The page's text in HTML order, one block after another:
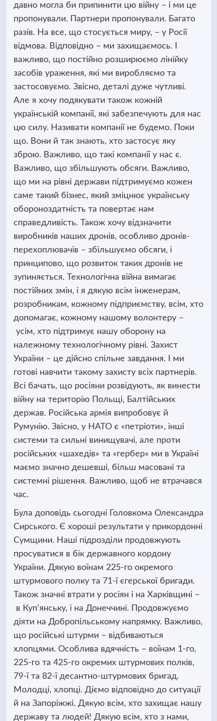
давно могла би припинити цю війну – і ми це
пропонували. Партнери пропонували. Багато
разів. На все, що стосується миру, – у Росії
відмова. Відповідно – ми захищаємось. І
важливо, що постійно розширюємо лінійку
засобів ураження, які ми виробляємо та
застосовуємо. Звісно, деталі дуже чутливі.
Але я хочу подякувати також кожній
українській компанії, які забезпечують для нас
цю силу. Називати компанії не будемо. Поки
що. Вони й так знають, хто застосує яку
зброю. Важливо, що такі компанії у нас є.
Важливо, що збільшують обсяги. Важливо,
що ми на рівні держави підтримуємо кожен
саме такий бізнес, який зміцнює українську
обороноздатність та повертає нам
справедливість. Також хочу відзначити
виробників наших дронів, особливо дронів-
перехоплювачів – збільшуємо обсяги, і
принципово, що розвиток таких дронів не
зупиняється. Технологічна війна вимагає
постійних змін, і я дякую всім інженерам,
розробникам, кожному підприємству, всім, хто
допомагає, кожному нашому волонтеру –
усім, хто підтримує нашу оборону на
належному технологічному рівні. Захист
України – це дійсно спільне завдання. І ми
готові навчити такому захисту всіх партнерів.
Всі бачать, що росіяни розвідують, як винести
війну на територію Польщі, Балтійських
держав. Російська армія випробовує й
Румунію. Звісно, у НАТО є «петріоти», інші
системи та сильні винищувачі, але проти
російських «шахедів» та «гербер» ми в Україні
маємо значно дешевші, більш масовані та
системні рішення. Важливо, щоб не втрачався
час.
Була доповідь сьогодні Головкома Олександра
Сирського. Є хороші результати у прикордонні
Сумщини. Наші підрозділи продовжують
просуватися в бік державного кордону
України. Дякую воїнам 225-го окремого
штурмового полку та 71-ї єгерської бригади.
Також значні втрати у росіян і на Харківщині –
в Купʼянську, і на Донеччині. Продовжуємо
діяти на Добропільському напрямку. Важливо,
що російські штурми – відбиваються
хлопцями. Особлива вдячність – воїнам 1-го,
225-го та 425-го окремих штурмових полків,
79-ї та 82-ї десантно-штурмових бригад.
Молодці, хлопці. Діємо відповідно до ситуації
й на Запоріжжі. Дякую всім, хто захищає нашу
державу та людей! Дякую всім, хто з нами,